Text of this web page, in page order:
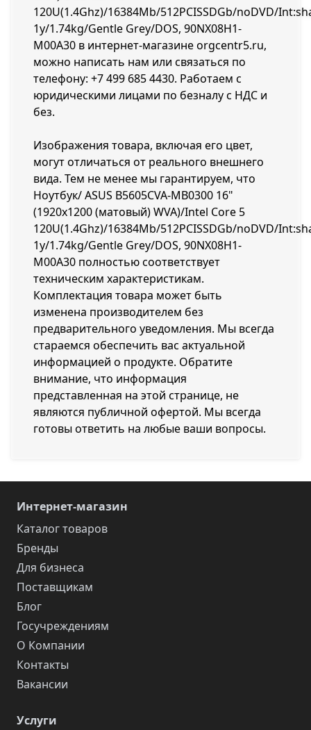
120U(1.4Ghz)/16384Mb/512PCISSDGb/noDVD/
1y/1.74kg/Gentle Grey/DOS, 90NX08H1-
M00A30 в интернет-магазине orgcentr5.ru,
можно написать нам или связаться по
телефону: +7 499 685 4430. Работаем с
юридическими лицами по безналу с НДС и
без.
Изображения товара, включая его цвет,
могут отличаться от реального внешнего
вида. Тем не менее мы гарантируем, что
Ноутбук/ ASUS B5605CVA-MB0300 16"
(1920x1200 (матовый) WVA)/Intel Core 5
120U(1.4Ghz)/16384Mb/512PCISSDGb/noDVD/
1y/1.74kg/Gentle Grey/DOS, 90NX08H1-
M00A30 полностью соответствует
техническим характеристикам.
Комплектация товара может быть
изменена производителем без
предварительного уведомления. Мы всегда
стараемся обеспечить вас актуальной
информацией о продукте. Обратите
внимание, что информация
представленная на этой странице, не
являются публичной офертой. Мы всегда
готовы ответить на любые ваши вопросы.
Интернет-магазин
Каталог товаров
Бренды
Для бизнеса
Поставщикам
Блог
Госучреждениям
О Компании
Контакты
Вакансии
Услуги